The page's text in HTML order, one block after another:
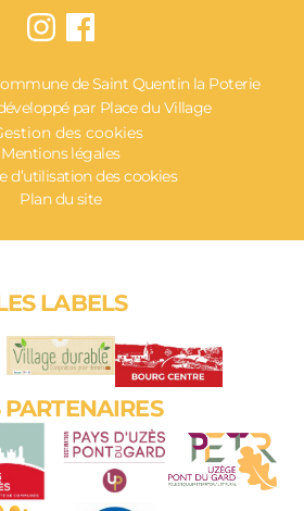
de Saint Quentin la Poterie
par Place du Village
des cookies
Mentions légales
d’utilisation des cookies
Plan du site
LABELS
PARTENAIRES